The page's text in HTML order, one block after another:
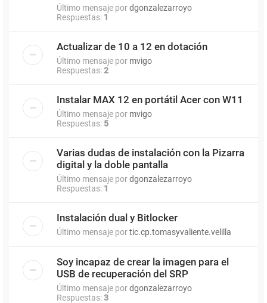
Último mensaje pordgonzalezarroyo
Respuestas: 1
Actualizar de 10 a 12 en dotación
Último mensaje por mvigo
Respuestas:2
Instalar MAX 12 en portátil Acer con W11
Último mensaje por mvigo
Respuestas: 5
Varias dudas de instalación con la Pizarra
digital y la doble pantalla
Último mensaje pordgonzalezarroyo
Respuestas: 1
Instalación dual y Bitlocker
Último mensaje portic.cp.tomasyvaliente.velilla
Soy incapaz de crear la imagen para el
USB de recuperación del SRP
Último mensaje pordgonzalezarroyo
Respuestas:3